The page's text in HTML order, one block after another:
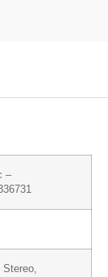
–
Stereo,